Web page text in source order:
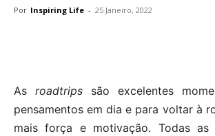
Por Inspiring Life - 25 Janeiro, 2022
As roadtrips são excelentes
pensamentos em dia e para voltar à
mais força e motivação. Todas as